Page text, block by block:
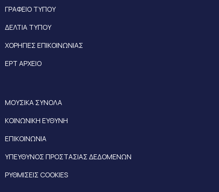
ΓΡΑΦΕΙΟ ΤΥΠΟΥ
ΔΕΛΤΙΑ ΤΥΠΟΥ
ΧΟΡΗΓΙΕΣ ΕΠΙΚΟΙΝΩΝΙΑΣ
ΕΡΤ ΑΡΧΕΙΟ
ΜΟΥΣΙΚΑ ΣΥΝΟΛΑ
ΚΟΙΝΩΝΙΚΗ ΕΥΘΥΝΗ
ΕΠΙΚΟΙΝΩΝΙΑ
ΥΠΕΥΘΥΝΟΣ ΠΡΟΣΤΑΣΙΑΣ ΔΕΔΟΜΕΝΩΝ
ΡΥΘΜΙΣΕΙΣ COOKIES